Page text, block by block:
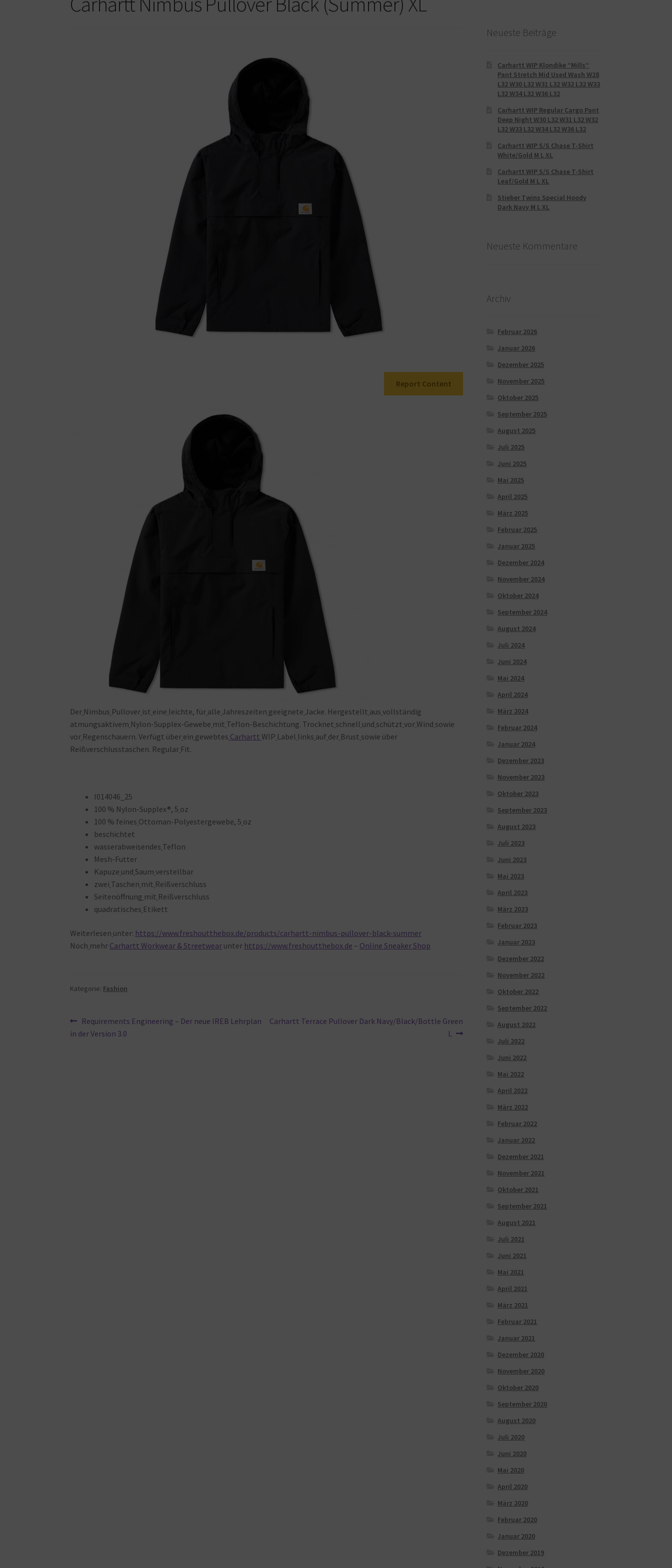
Report Content
Der Nimbus Pullover ist eine leichte, für alle Jahreszeiten geeignete Jacke. Hergestellt aus vollständig
atmungsaktivem Nylon-Supplex-Gewebe mit Teflon-Beschichtung. Trocknet schnell und schützt vor Wind sowie
vor Regenschauern. Verfügt über ein gewebtes Carhartt WIP Label links auf der Brust sowie über
Reißverschlusstaschen. Regular Fit.
I014046_25
100 % Nylon-Supplex®, 5 oz
100 % feines Ottoman-Polyestergewebe, 5 oz
beschichtet
wasserabweisendes Teflon
Mesh-Futter
Kapuze und Saum verstellbar
zwei Taschen mit Reißverschluss
Seitenöffnung mit Reißverschluss
quadratisches Etikett
Weiterlesen unter: https://www.freshoutthebox.de/products/carhartt-nimbus-pullover-black-summer
Noch mehr Carhartt Workwear & Streetwear unter https://www.freshoutthebox.de – Online Sneaker Shop
Kategorie: Fashion
Beitragsnavigation
Vorheriger
Beitrag:
Requirements Engineering – Der neue IREB Lehrplan
in der Version 3.0
Nächster
Carhartt Terrace Pullover Dark Navy/Black/Bottle Green
L
Neueste Beiträge
Carhartt WIP Klondike “Mills“
Pant Stretch Mid Used Wash W28
L32 W30 L32 W31 L32 W32 L32 W33
L32 W34 L32 W36 L32
Carhartt WIP Regular Cargo Pant
Deep Night W30 L32 W31 L32 W32
L32 W33 L32 W34 L32 W36 L32
Carhartt WIP S/S Chase T-Shirt
White/Gold M L XL
Carhartt WIP S/S Chase T-Shirt
Leaf/Gold M L XL
Stieber Twins Special Hoody
Dark Navy M L XL
Neueste Kommentare
Archiv
Februar 2026
Januar 2026
Dezember 2025
November 2025
Oktober 2025
September 2025
August 2025
Juli 2025
Juni 2025
Mai 2025
April 2025
März 2025
Februar 2025
Januar 2025
Dezember 2024
November 2024
Oktober 2024
September 2024
August 2024
Juli 2024
Juni 2024
Mai 2024
April 2024
März 2024
Februar 2024
Januar 2024
Dezember 2023
November 2023
Oktober 2023
September 2023
August 2023
Juli 2023
Juni 2023
Mai 2023
April 2023
März 2023
Februar 2023
Januar 2023
Dezember 2022
November 2022
Oktober 2022
September 2022
August 2022
Juli 2022
Juni 2022
Mai 2022
April 2022
März 2022
Februar 2022
Januar 2022
Dezember 2021
November 2021
Oktober 2021
September 2021
August 2021
Juli 2021
Juni 2021
Mai 2021
April 2021
März 2021
Februar 2021
Januar 2021
Dezember 2020
November 2020
Oktober 2020
September 2020
August 2020
Juli 2020
Juni 2020
Mai 2020
April 2020
März 2020
Februar 2020
Januar 2020
Dezember 2019